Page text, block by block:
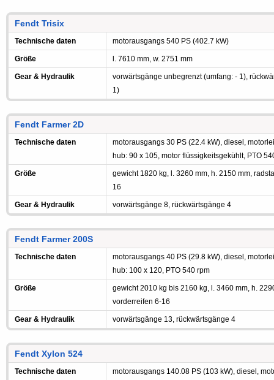
Fendt Trisix
Technische daten motorausgangs 540 PS (402.7 kW)
Größe l. 7610 mm, w. 2751 mm
Gear & Hydraulik
vorwärtsgänge unbegrenzt (umfang: - 1),
1)
Fendt Farmer 2D
Technische daten
motorausgangs 30 PS (22.4 kW), diesel,
hub: 90 x 105, motor flüssigkeitsgekühlt, PTO
Größe
gewicht 1820 kg, l. 3260 mm, h. 2150 mm,
16
Gear & Hydraulik vorwärtsgänge 8, rückwärtsgänge 4
Fendt Farmer 200S
Technische daten
motorausgangs 40 PS (29.8 kW), diesel,
hub: 100 x 120, PTO 540 rpm
Größe
gewicht 2010 kg bis 2160 kg, l. 3460 mm, h.
vorderreifen 6-16
Gear & Hydraulik vorwärtsgänge 13, rückwärtsgänge 4
Fendt Xylon 524
Technische daten motorausgangs 140.08 PS (103 kW), diesel,